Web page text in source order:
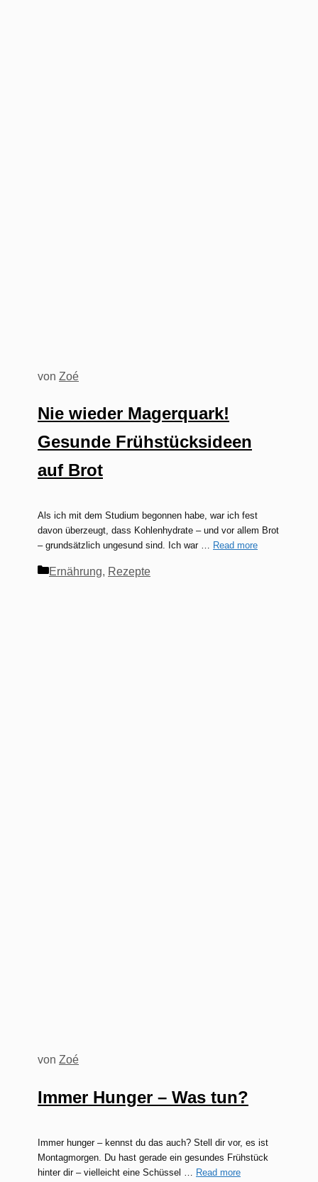
Nie wieder Magerquark!
Gesunde Frühstücksideen
auf Brot
von Zoé
Als ich mit dem Studium begonnen habe, war ich fest
davon überzeugt, dass Kohlenhydrate – und vor allem Brot
– grundsätzlich ungesund sind. Ich war … Read more
Kategorien
Ernährung, Rezepte
Immer Hunger – Was tun?
von Zoé
Immer hunger – kennst du das auch? Stell dir vor, es ist
Montagmorgen. Du hast gerade ein gesundes Frühstück
hinter dir – vielleicht eine Schüssel … Read more